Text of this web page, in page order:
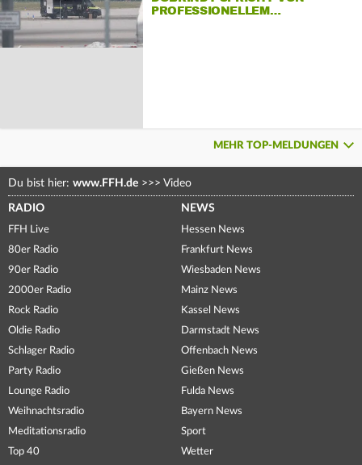
PROFESSIONELLEM…
MEHR TOP-MELDUNGEN
Du bist hier: www.FFH.de >>> Video
RADIO
FFH Live
80er Radio
90er Radio
2000er Radio
Rock Radio
Oldie Radio
Schlager Radio
Party Radio
Lounge Radio
Weihnachtsradio
Meditationsradio
Top 40
NEWS
Hessen News
Frankfurt News
Wiesbaden News
Mainz News
Kassel News
Darmstadt News
Offenbach News
Gießen News
Fulda News
Bayern News
Sport
Wetter